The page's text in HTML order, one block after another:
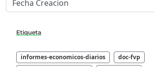
Etiqueta
informes-economicos-diarios
doc-fvp